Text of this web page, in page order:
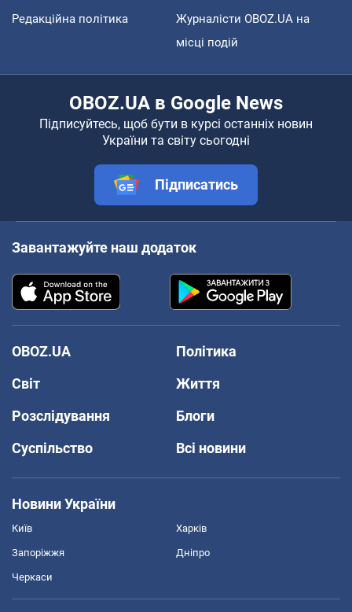
Редакційна політика
Журналісти OBOZ.UA на
місці подій
OBOZ.UA в Google News
Підписуйтесь, щоб бути в курсі останніх новин
України та світу сьогодні
Підписатись
Завантажуйте наш додаток
OBOZ.UA
Політика
Світ
Життя
Розслідування
Блоги
Суспільство
Всі новини
Новини України
Київ Харків
Запоріжжя Дніпро
Черкаси